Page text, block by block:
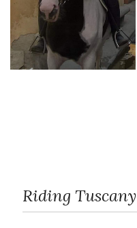
Riding Tuscany